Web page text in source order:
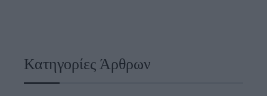
Κατηγορίες Άρθρων